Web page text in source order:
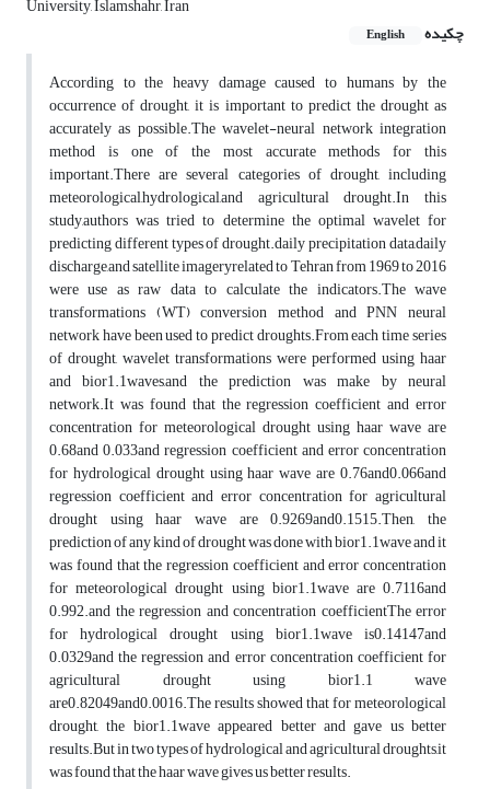
University, Islamshahr, Iran
چکیده
English
According to the heavy damage caused to humans by the
occurrence of drought, it is important to predict the drought as
accurately as possible.The wavelet-neural network integration
method is one of the most accurate methods for this
important.There are several categories of drought, including
meteorological,hydrological,and agricultural drought.In this
study,authors was tried to determine the optimal wavelet for
predicting different types of drought.daily precipitation data,daily
discharge,and satellite imageryrelated to Tehran from 1969 to 2016
were use as raw data to calculate the indicators.The wave
transformations (WT) conversion method and PNN neural
network have been used to predict droughts.From each time series
of drought, wavelet transformations were performed using haar
and bior1.1waves,and the prediction was make by neural
network.It was found that the regression coefficient and error
concentration for meteorological drought using haar wave are
0.68and 0.033and regression coefficient and error concentration
for hydrological drought using haar wave are 0.76and0.066and
regression coefficient and error concentration for agricultural
drought using haar wave are 0.9269and0.1515.Then, the
prediction of any kind of drought was done with bior1.1wave and it
was found that the regression coefficient and error concentration
for meteorological drought using bior1.1wave are 0.7116and
0.992.and the regression and concentration coefficientThe error
for hydrological drought using bior1.1wave is0.14147and
0.0329and the regression and error concentration coefficient for
agricultural drought using bior1.1 wave
are0.82049and0.0016.The results showed that for meteorological
drought, the bior1.1wave appeared better and gave us better
results.But in two types of hydrological and agricultural droughts,it
was found that the haar wave gives us better results.